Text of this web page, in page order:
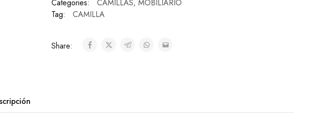
Categories:
CAMILLAS, MOBILIARIO
Tag:
CAMILLA
Share: